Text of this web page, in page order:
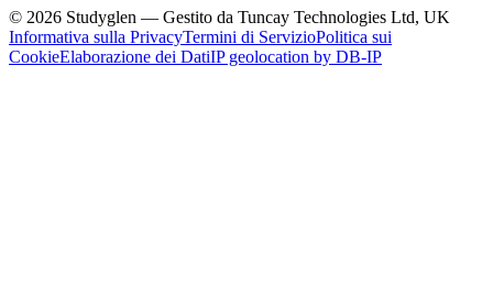
© 2026 Studyglen — Gestito da Tuncay Technologies Ltd, UK
Informativa sulla PrivacyTermini di ServizioPolitica sui
CookieElaborazione dei DatiIP geolocation by DB-IP